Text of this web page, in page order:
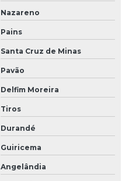
Nazareno
Pains
Santa Cruz de Minas
Pavão
Delfim Moreira
Tiros
Durandé
Guiricema
Angelândia